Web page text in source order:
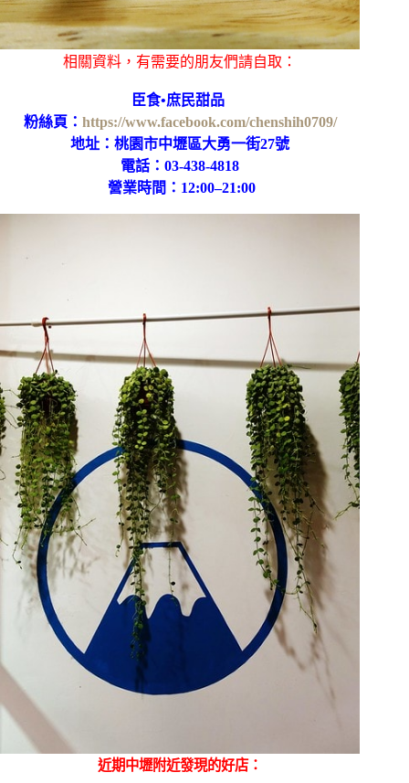
相關資料，有需要的朋友們請自取：
臣食•庶民甜品
粉絲頁： https://www.facebook.com/chenshih0709/
地址：桃園市中壢區大勇一街27號
電話：03-438-4818
營業時間：12:00–21:00
近期中壢附近發現的好店：